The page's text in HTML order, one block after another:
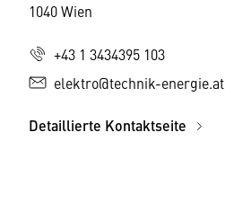
1040 Wien
+43 1 3434395 103
elektro@technik-energie.at
Detaillierte Kontaktseite